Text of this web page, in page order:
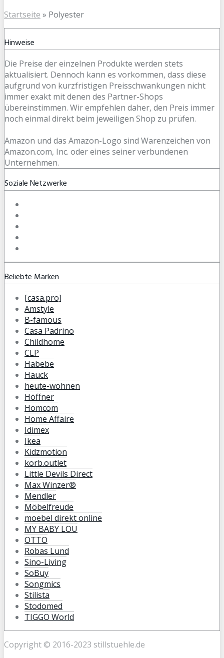
Startseite » Polyester
Hinweise
Die Preise der einzelnen Produkte werden stets
aktualisiert. Dennoch kann es vorkommen, dass diese
aufgrund von kurzfristigen Preisschwankungen nicht
immer exakt mit denen des Partner-Shops
übereinstimmen. Wir empfehlen daher, den Preis immer
noch einmal direkt beim jeweiligen Shop zu prüfen.
Amazon und das Amazon-Logo sind Warenzeichen von
Amazon.com, Inc. oder eines seiner verbundenen
Unternehmen.
Soziale Netzwerke
Beliebte Marken
[casa.pro]
Amstyle
B-famous
Casa Padrino
Childhome
CLP
Habebe
Hauck
heute-wohnen
Höffner
Homcom
Home Affaire
Idimex
Ikea
Kidzmotion
korb.outlet
Little Devils Direct
Max Winzer®
Mendler
Möbelfreude
moebel direkt online
MY BABY LOU
OTTO
Robas Lund
Sino-Living
SoBuy
Songmics
Stilista
Stodomed
TIGGO World
Copyright © 2016-2023 stillstuehle.de